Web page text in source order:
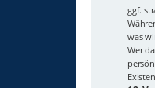
ggf.
was
Wer